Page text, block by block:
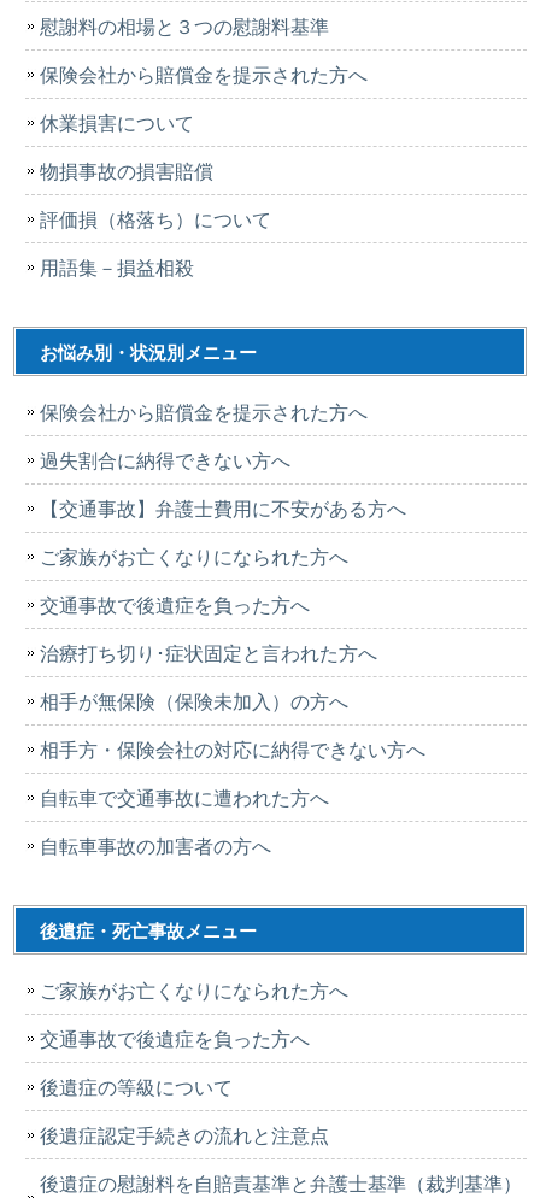
慰謝料の相場と３つの慰謝料基準
保険会社から賠償金を提示された方へ
休業損害について
物損事故の損害賠償
評価損（格落ち）について
用語集－損益相殺
お悩み別・状況別メニュー
保険会社から賠償金を提示された方へ
過失割合に納得できない方へ
【交通事故】弁護士費用に不安がある方へ
ご家族がお亡くなりになられた方へ
交通事故で後遺症を負った方へ
治療打ち切り･症状固定と言われた方へ
相手が無保険（保険未加入）の方へ
相手方・保険会社の対応に納得できない方へ
自転車で交通事故に遭われた方へ
自転車事故の加害者の方へ
後遺症・死亡事故メニュー
ご家族がお亡くなりになられた方へ
交通事故で後遺症を負った方へ
後遺症の等級について
後遺症認定手続きの流れと注意点
後遺症の慰謝料を自賠責基準と弁護士基準（裁判基準）